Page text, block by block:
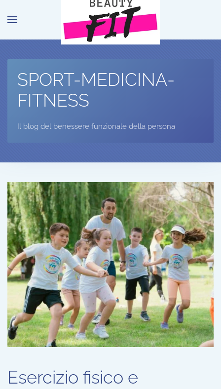
Passa al contenuto principale
SPORT-MEDICINA-
FITNESS
Il blog del benessere funzionale della persona
Esercizio fisico e